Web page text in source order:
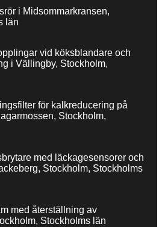
i Midsommarkransen,
län
vid köksblandare och
i Vällingby, Stockholm,
för kalkreducering på
Stockholm,
med läckagesensorer och
Stockholm, Stockholms
med återställning av
Stockholms län